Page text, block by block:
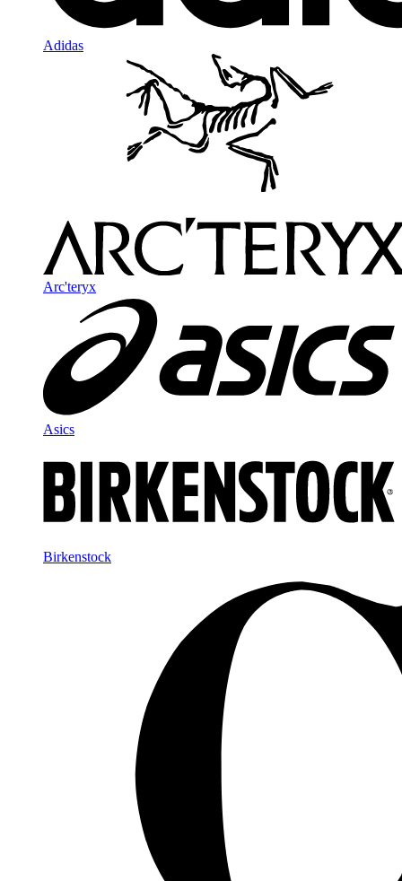
Adidas
Arc'teryx
Asics
Birkenstock